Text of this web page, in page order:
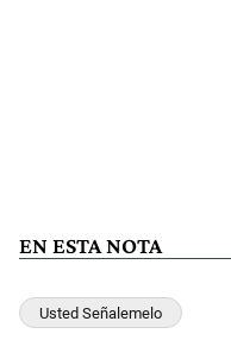
EN ESTA NOTA
Usted Señalemelo